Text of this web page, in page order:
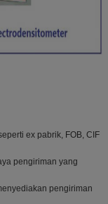
ex pabrik, FOB, CIF
pengiriman yang
pengiriman